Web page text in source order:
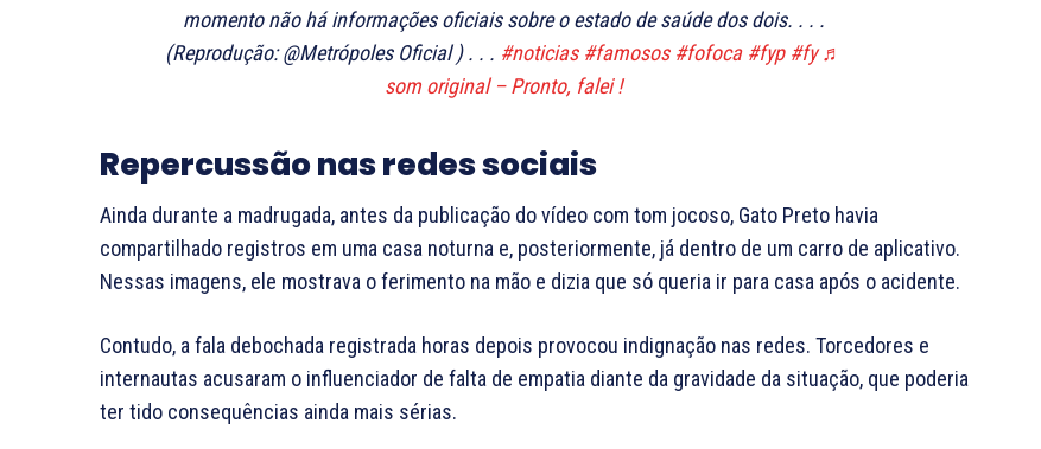
momento não há informações oficiais sobre o estado de saúde dos dois. . . .
(Reprodução: @Metrópoles Oficial ) . . . #noticias #famosos #fofoca #fyp #fy ♬
som original – Pronto, falei !
Repercussão nas redes sociais
Ainda durante a madrugada, antes da publicação do vídeo com tom jocoso, Gato Preto havia
compartilhado registros em uma casa noturna e, posteriormente, já dentro de um carro de aplicativo.
Nessas imagens, ele mostrava o ferimento na mão e dizia que só queria ir para casa após o acidente.
Contudo, a fala debochada registrada horas depois provocou indignação nas redes. Torcedores e
internautas acusaram o influenciador de falta de empatia diante da gravidade da situação, que poderia
ter tido consequências ainda mais sérias.